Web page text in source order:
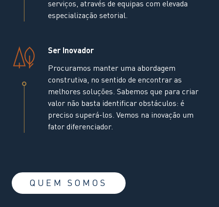
serviços, através de equipas com elevada
especialização setorial.
Ser Inovador
Procuramos manter uma abordagem
construtiva, no sentido de encontrar as
melhores soluções. Sabemos que para criar
valor não basta identificar obstáculos: é
preciso superá-los. Vemos na inovação um
fator diferenciador.
QUEM SOMOS